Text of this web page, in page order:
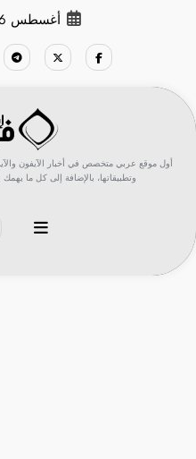
أغسطس 6, 2026
أول موقع عربي متخصص في أخبار الآيفون
وتطبيقاتها، بالإضافة إلى كل ما